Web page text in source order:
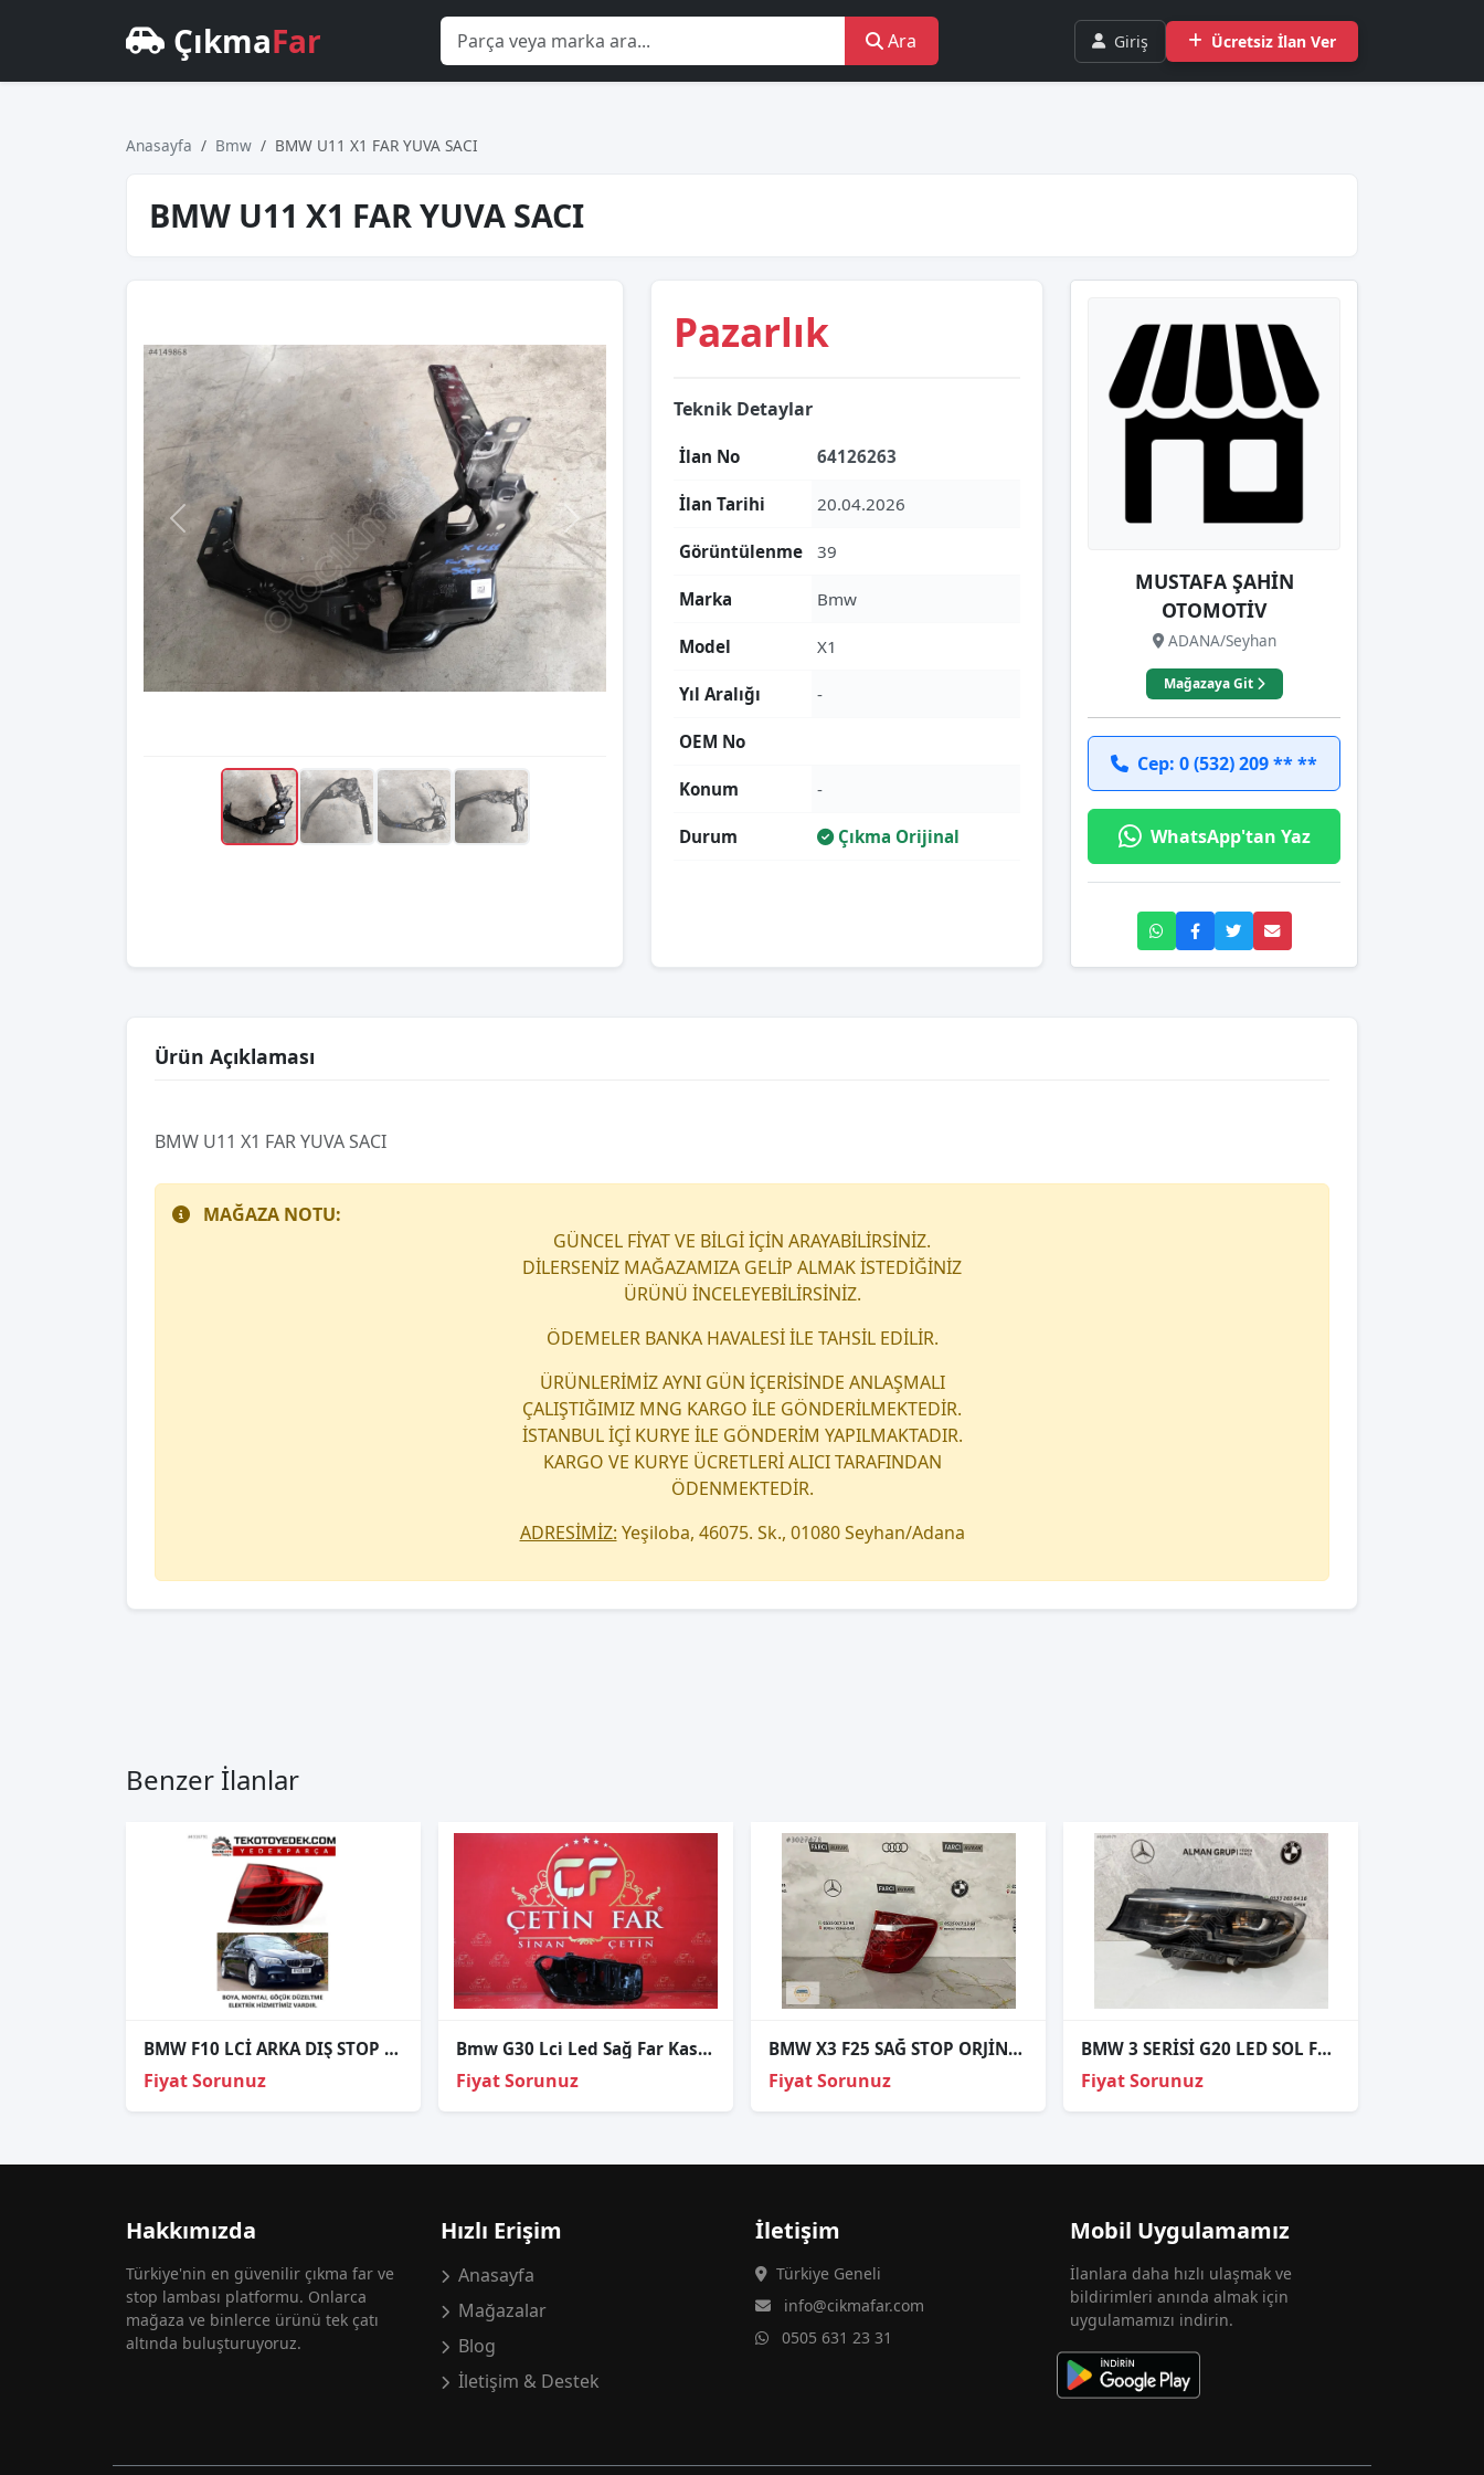
ÇıkmaFar Ara Giriş Ücretsiz İlan Ver
Anasayfa Bmw BMW U11 X1 FAR YUVA SACI
BMW U11 X1 FAR YUVA SACI
Pazarlık
Teknik Detaylar
İlan No 64126263
İlan Tarihi 20.04.2026
Görüntülenme 39
Marka Bmw
Model X1
Yıl Aralığı -
OEM No
Konum -
Durum Çıkma Orijinal
MUSTAFA ŞAHİN
OTOMOTİV
ADANA/Seyhan
Mağazaya Git
Cep: 0 (532) 209 ** **
WhatsApp'tan Yaz
Ürün Açıklaması
BMW U11 X1 FAR YUVA SACI
MAĞAZA NOTU:
GÜNCEL FİYAT VE BİLGİ İÇİN ARAYABİLİRSİNİZ.
DİLERSENİZ MAĞAZAMIZA GELİP ALMAK İSTEDİĞİNİZ
ÜRÜNÜ İNCELEYEBİLİRSİNİZ.
ÖDEMELER BANKA HAVALESİ İLE TAHSİL EDİLİR.
ÜRÜNLERİMİZ AYNI GÜN İÇERİSİNDE ANLAŞMALI
ÇALIŞTIĞIMIZ MNG KARGO İLE GÖNDERİLMEKTEDİR.
İSTANBUL İÇİ KURYE İLE GÖNDERİM YAPILMAKTADIR.
KARGO VE KURYE ÜCRETLERİ ALICI TARAFINDAN
ÖDENMEKTEDİR.
ADRESİMİZ: Yeşiloba, 46075. Sk., 01080 Seyhan/Adana
Benzer İlanlar
BMW F10 LCİ ARKA DIŞ STOP SAĞ SOL 2014 VE ÜZERİ / KAMPANYA
Fiyat Sorunuz
Bmw G30 Lci̇ Led Sağ Far Kasasi
Fiyat Sorunuz
BMW X3 F25 SAĞ STOP ORJİNAL
Fiyat Sorunuz
BMW 3 SERİSİ G20 LED SOL FAR ORJİNAL 63118496155
Fiyat Sorunuz
Hakkımızda
Türkiye'nin en güvenilir çıkma far ve
stop lambası platformu. Onlarca
mağaza ve binlerce ürünü tek çatı
altında buluşturuyoruz.
Hızlı Erişim
Anasayfa
Mağazalar
Blog
İletişim & Destek
İletişim
Türkiye Geneli
info@cikmafar.com
0505 631 23 31
Mobil Uygulamamız
İlanlara daha hızlı ulaşmak ve
bildirimleri anında almak için
uygulamamızı indirin.